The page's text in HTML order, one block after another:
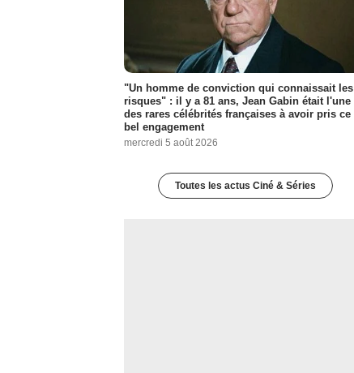
"Un homme de conviction qui connaissait les
risques" : il y a 81 ans, Jean Gabin était l'une
des rares célébrités françaises à avoir pris ce
bel engagement
mercredi 5 août 2026
Toutes les actus Ciné & Séries